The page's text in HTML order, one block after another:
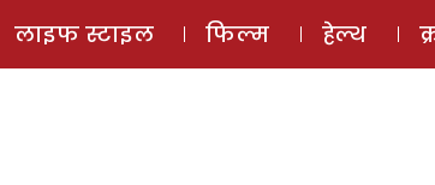
ई-मैगज़ीन
लाइफ स्टाइल फिल्म हेल्थ